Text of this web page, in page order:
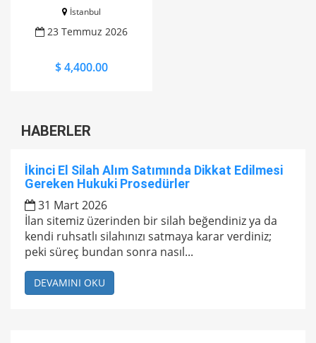
İstanbul
23 Temmuz 2026
$ 4,400.00
HABERLER
İkinci El Silah Alım Satımında Dikkat Edilmesi
Gereken Hukuki Prosedürler
31 Mart 2026
İlan sitemiz üzerinden bir silah beğendiniz ya da
kendi ruhsatlı silahınızı satmaya karar verdiniz;
peki süreç bundan sonra nasıl...
DEVAMINI OKU